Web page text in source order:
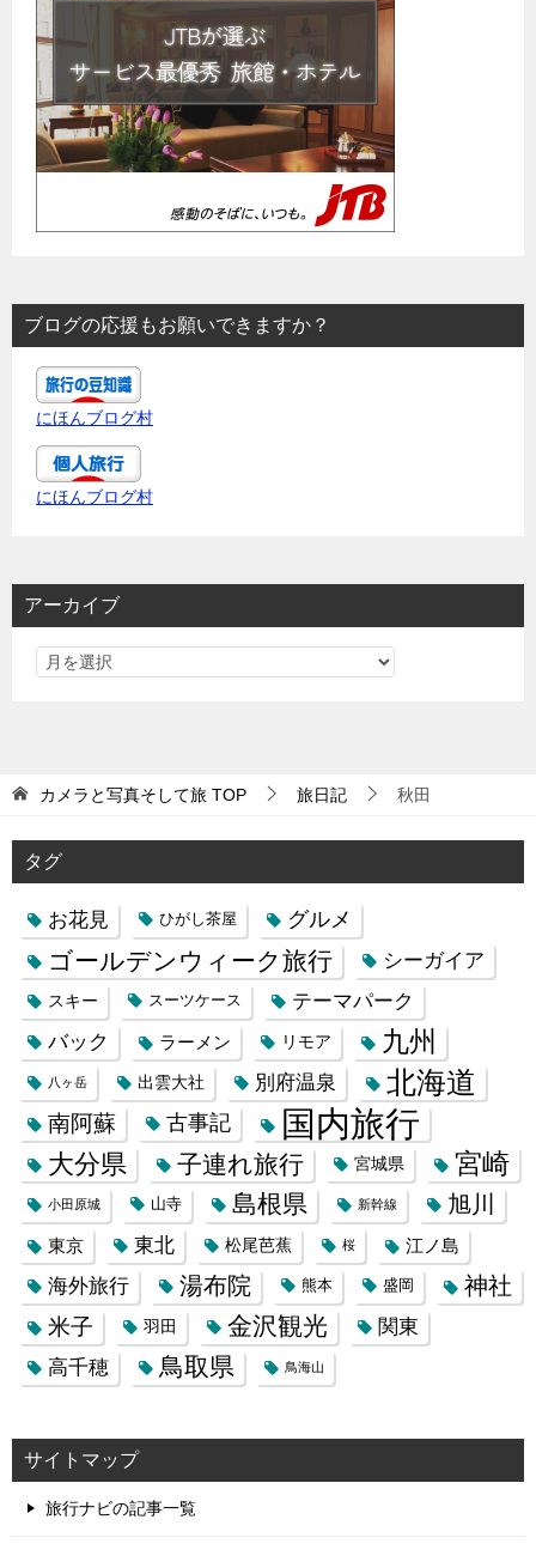
ブログの応援もお願いできますか？
にほんブログ村
にほんブログ村
アーカイブ
カメラと写真そして旅 TOP 旅日記 秋田
タグ
お花見 ひがし茶屋 グルメ
ゴールデンウィーク旅行 シーガイア
スキー スーツケース テーマパーク
バック ラーメン リモア 九州
八ヶ岳 出雲大社 別府温泉 北海道
南阿蘇 古事記 国内旅行
大分県 子連れ旅行 宮城県 宮崎
小田原城 山寺 島根県 新幹線 旭川
東京 東北 松尾芭蕉 桜 江ノ島
海外旅行 湯布院 熊本 盛岡 神社
米子 羽田 金沢観光
関東
高千穂
鳥取県 鳥海山
サイトマップ
旅行ナビの記事一覧